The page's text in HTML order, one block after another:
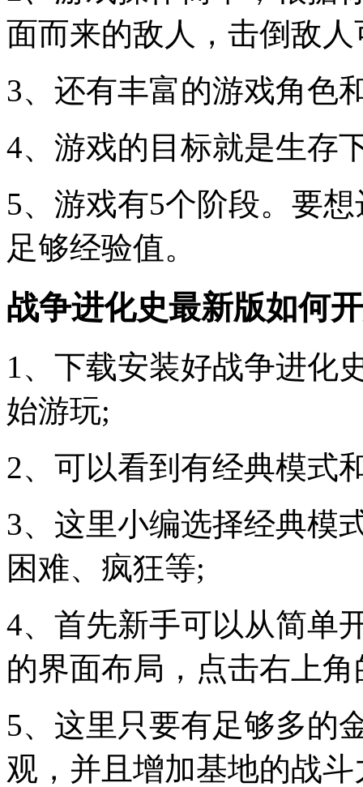
面而来的敌人，击倒敌
3、还有丰富的游戏角色
4、游戏的目标就是生存
5、游戏有5个阶段。要
足够经验值。
战争进化史最新版如何
1、下载安装好战争进化
始游玩;
2、可以看到有经典模式
3、这里小编选择经典模
困难、疯狂等;
4、首先新手可以从简单
的界面布局，点击右上
5、这里只要有足够多的
观，并且增加基地的战斗